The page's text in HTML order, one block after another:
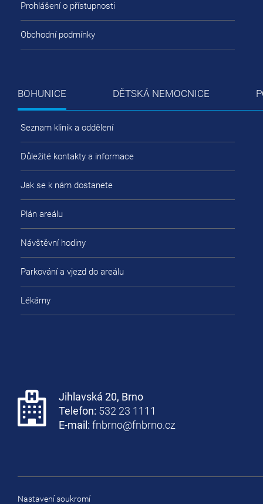
Prohlášení o přístupnosti
Obchodní podmínky
BOHUNICE DĚTSKÁ NEMOCNICE
Seznam klinik a oddělení
Důležité kontakty a informace
Jak se k nám dostanete
Plán areálu
Návštěvní hodiny
Parkování a vjezd do areálu
Lékárny
Jihlavská 20, Brno
Telefon: 532 23 1111
E-mail: fnbrno@fnbrno.cz
Nastavení soukromí